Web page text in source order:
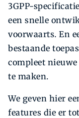
3GPP-specificatie
een snelle
voorwaarts. En
bestaande
compleet
te maken.
We geven hier
features die er